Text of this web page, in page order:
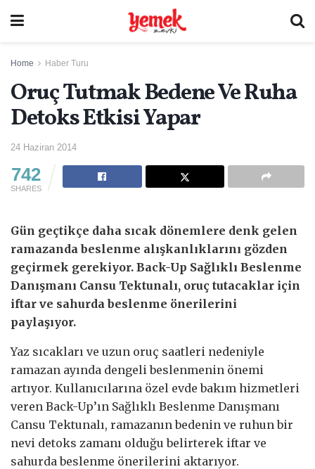
Home Haber Turu
Oruç Tutmak Bedene Ve Ruha
Detoks Etkisi Yapar
24 Haziran 2014
742
SHARES
Gün geçtikçe daha sıcak dönemlere denk gelen
ramazanda beslenme alışkanlıklarını gözden
geçirmek gerekiyor. Back-Up Sağlıklı Beslenme
Danışmanı Cansu Tektunalı, oruç tutacaklar için
iftar ve sahurda beslenme önerilerini
paylaşıyor.
Yaz sıcakları ve uzun oruç saatleri nedeniyle
ramazan ayında dengeli beslenmenin önemi
artıyor. Kullanıcılarına özel evde bakım hizmetleri
veren Back-Up’ın Sağlıklı Beslenme Danışmanı
Cansu Tektunalı, ramazanın bedenin ve ruhun bir
nevi detoks zamanı olduğu belirterek iftar ve
sahurda beslenme önerilerini aktarıyor.